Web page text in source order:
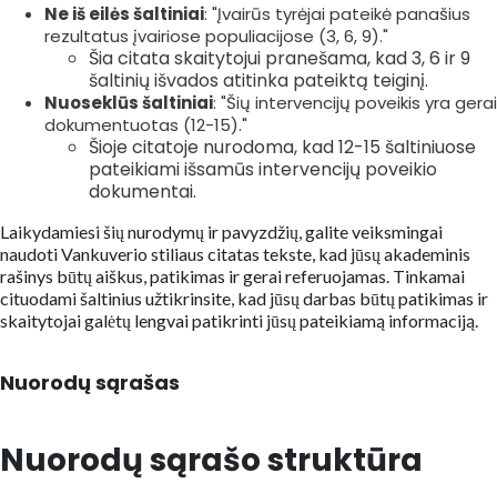
Ne iš eilės šaltiniai: "Įvairūs tyrėjai pateikė panašius
rezultatus įvairiose populiacijose (3, 6, 9)."
Šia citata skaitytojui pranešama, kad 3, 6 ir 9
šaltinių išvados atitinka pateiktą teiginį.
Nuoseklūs šaltiniai: "Šių intervencijų poveikis yra gerai
dokumentuotas (12-15)."
Šioje citatoje nurodoma, kad 12-15 šaltiniuose
pateikiami išsamūs intervencijų poveikio
dokumentai.
Laikydamiesi šių nurodymų ir pavyzdžių, galite veiksmingai
naudoti Vankuverio stiliaus citatas tekste, kad jūsų akademinis
rašinys būtų aiškus, patikimas ir gerai referuojamas. Tinkamai
cituodami šaltinius užtikrinsite, kad jūsų darbas būtų patikimas ir
skaitytojai galėtų lengvai patikrinti jūsų pateikiamą informaciją.
Nuorodų sąrašas
Nuorodų sąrašo struktūra